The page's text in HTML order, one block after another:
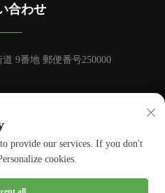
合わせ
9番地 郵便番号250000
利は留保されます。 プライバシーポ
provide our services. If you don't
cookies.